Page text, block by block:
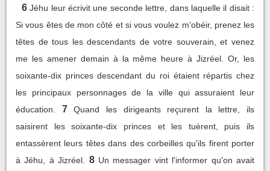
6 Jéhu leur écrivit une seconde lettre, dans laquelle il disait :
Si vous êtes de mon côté et si vous voulez m'obéir, prenez les
têtes de tous les descendants de votre souverain, et venez
me les amener demain à la même heure à Jizréel. Or, les
soixante-dix princes descendant du roi étaient répartis chez
les principaux personnages de la ville qui assuraient leur
éducation.
7
Quand les dirigeants reçurent la lettre, ils
saisirent les soixante-dix princes et les tuèrent, puis ils
entassèrent leurs têtes dans des corbeilles qu'ils firent porter
à Jéhu, à Jizréel.
8 Un messager vint l'informer qu'on avait